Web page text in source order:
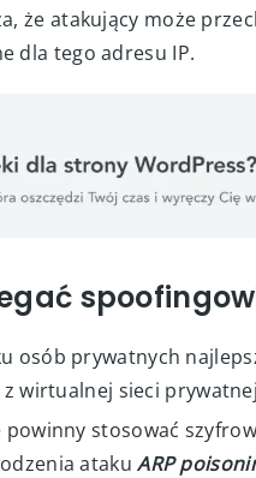
że atakujący może
dla tego adresu IP.
osób prywatnych
wirtualnej sieci
stosować
atakuARP